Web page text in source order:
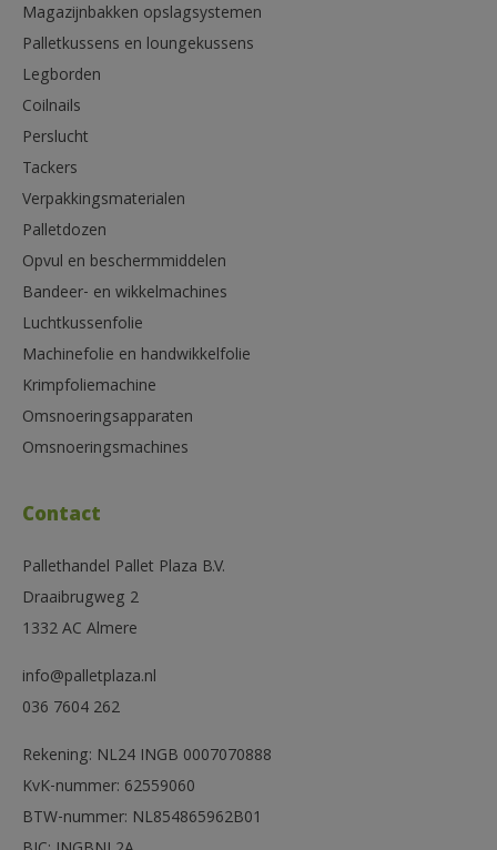
Magazijnbakken opslagsystemen
Palletkussens en loungekussens
Legborden
Coilnails
Perslucht
Tackers
Verpakkingsmaterialen
Palletdozen
Opvul en beschermmiddelen
Bandeer- en wikkelmachines
Luchtkussenfolie
Machinefolie en handwikkelfolie
Krimpfoliemachine
Omsnoeringsapparaten
Omsnoeringsmachines
Contact
Pallethandel Pallet Plaza B.V.
Draaibrugweg 2
1332 AC Almere
info@palletplaza.nl
036 7604 262
Rekening: NL24 INGB 0007070888
KvK-nummer: 62559060
BTW-nummer: NL854865962B01